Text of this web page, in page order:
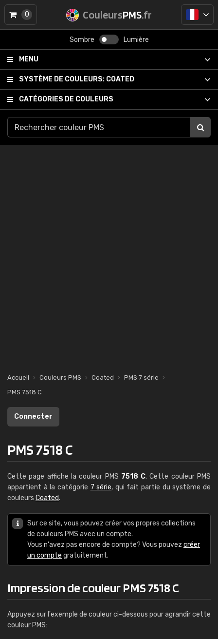
CouleursPMS.fr
Sombre Lumière
MENU
SYSTÈME DE COULEURS: COATED
CATÉGORIES DE COULEURS
0
Accueil Couleurs PMS Coated
PMS 7 série
PMS 7518 C
Connecter
PMS 7518 C
Cette page affiche la couleur PMS 7518 C. Cette couleur PMS
appartient à la catégorie 7 série, qui fait partie du système de
couleurs Coated.
Sur ce site, vous pouvez créer vos propres collections
de couleurs PMS avec un compte.
Vous n'avez pas encore de compte? Vous pouvez créer
un compte gratuitement.
Impression de couleur PMS 7518 C
Appuyez sur l'exemple de couleur ci-dessous pour agrandir cette
couleur PMS: